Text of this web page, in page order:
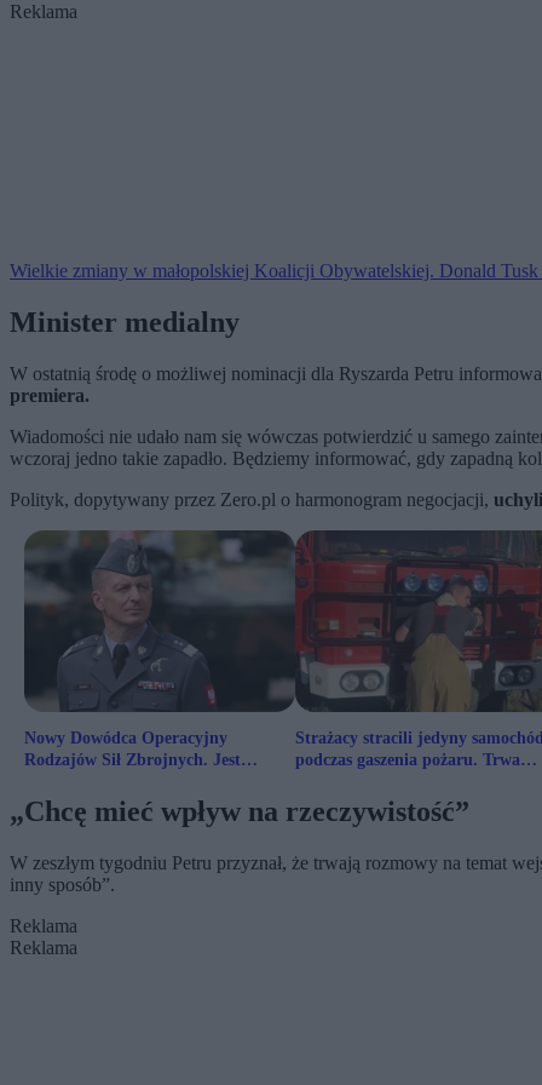
Reklama
Wielkie zmiany w małopolskiej Koalicji Obywatelskiej. Donald Tusk
Minister medialny
W ostatnią środę o możliwej nominacji dla Ryszarda Petru
premiera.
Wiadomości nie udało nam się wówczas potwierdzić u samego
wczoraj jedno takie zapadło. Będziemy informować, gdy zapadną
Polityk, dopytywany przez Zero.pl o harmonogram negocjacji,
Nowy Dowódca Operacyjny
Rodzajów Sił Zbrojnych. Jest
Strażacy stracili jedyny samochód
podczas gaszenia pożaru. Trwa
„Chcę mieć wpływ na rzeczywistość”
W zeszłym tygodniu Petru przyznał, że trwają rozmowy na temat
inny sposób”.
Reklama
Reklama